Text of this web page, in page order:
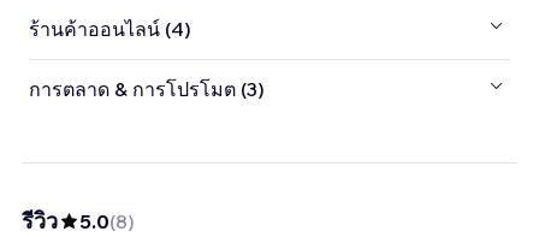
ร้านค้าออนไลน์ (4)
การตลาด & การโปรโมต (3)
รีวิว 5.0(8)